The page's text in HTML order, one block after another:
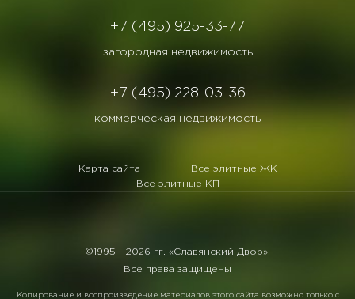
+7 (495) 925-33-77
загородная недвижимость
+7 (495) 228-03-36
коммерческая недвижимость
Карта сайта
Все элитные ЖК
Все элитные КП
©1995 - 2026 гг. «Славянский Двор».
Все права защищены
Копирование и воспроизведение материалов этого сайта возможно только с